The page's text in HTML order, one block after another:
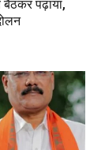
पढ़ाया,